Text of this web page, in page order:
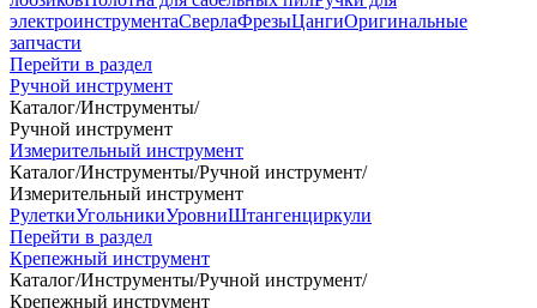
электроинструментаСверлаФрезыЦангиОригинальные
запчасти
Перейти в раздел
Ручной инструмент
Каталог/Инструменты/
Ручной инструмент
Измерительный инструмент
Каталог/Инструменты/Ручной инструмент/
Измерительный инструмент
РулеткиУгольникиУровниШтангенциркули
Перейти в раздел
Крепежный инструмент
Каталог/Инструменты/Ручной инструмент/
Крепежный инструмент